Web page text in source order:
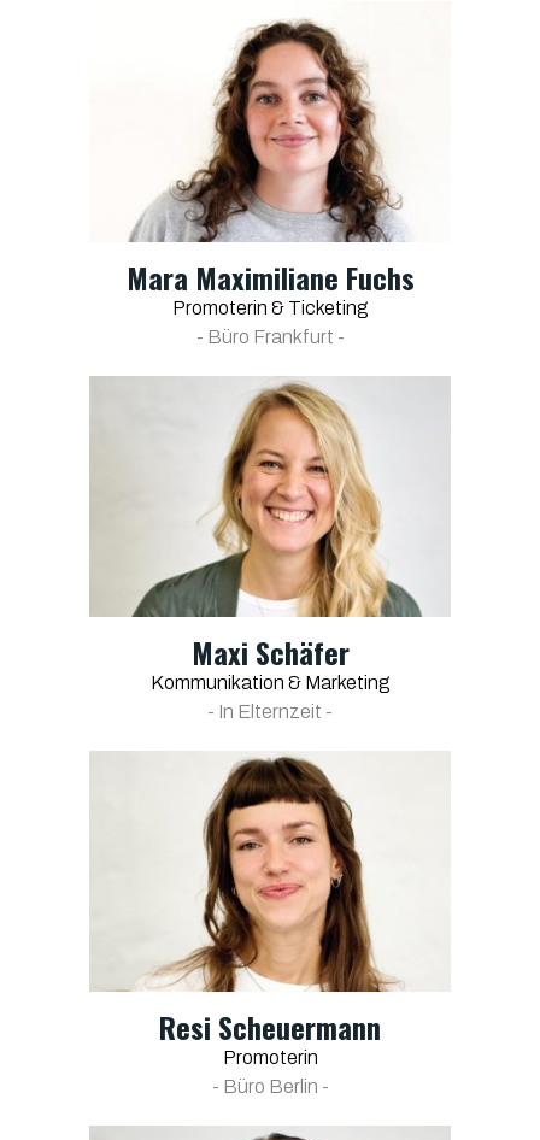
Mara Maximiliane Fuchs
Promoterin & Ticketing
- Büro Frankfurt -
Maxi Schäfer
Kommunikation & Marketing
- In Elternzeit -
Resi Scheuermann
Promoterin
- Büro Berlin -